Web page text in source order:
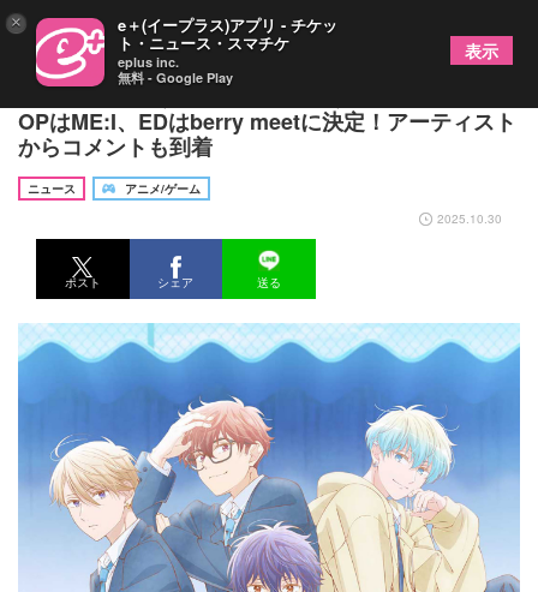
TVアニメ『どうせ、恋してしまうんだ。』第2期
OPはME:I、EDはberry meetに決定！アーティスト
からコメントも到着
ニュース
アニメ/ゲーム
2025.10.30
ポスト シェア 送る
× e＋(イープラス)アプリ - チケッ
ト・ニュース・スマチケ
eplus inc.
無料 - Google Play
表示